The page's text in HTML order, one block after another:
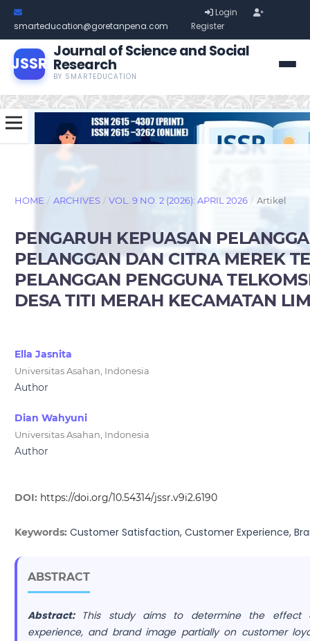
smarteducation@goretanpena.com
Login
Register
JSSR
Journal of Science and Social
Research
BY SMARTEDUCATION
HOME / ARCHIVES / VOL. 9 NO. 2 (2026): APRIL 2026 / Artikel
PENGARUH KEPUASAN
PELANGGAN DAN CITRA MEREK
PELANGGAN PENGGUNA
DESA TITI MERAH KECAMATAN
Ella Jasnita
Universitas Asahan, Indonesia
Author
Dian Wahyuni
Universitas Asahan, Indonesia
Author
DOI: https://doi.org/10.54314/jssr.v9i2.6190
Keywords: Customer Satisfaction, Customer Experience,
ABSTRACT
Abstract: This study aims to determine the effect
experience, and brand image partially on customer